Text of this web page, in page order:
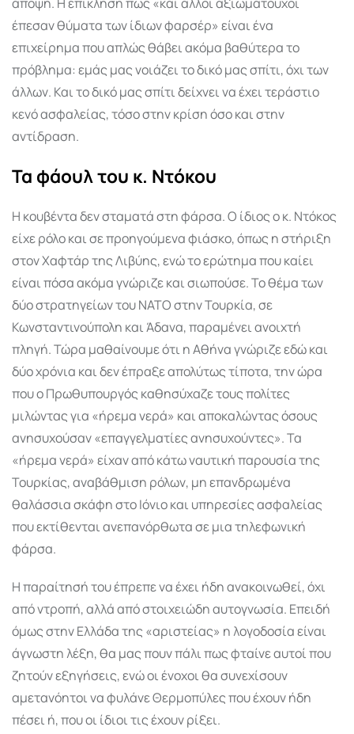
έπεσαν θύματα των ίδιων φαρσέρ» είναι ένα
επιχείρημα που απλώς θάβει ακόμα βαθύτερα το
πρόβλημα: εμάς μας νοιάζει το δικό μας σπίτι, όχι των
άλλων. Και το δικό μας σπίτι δείχνει να έχει τεράστιο
κενό ασφαλείας, τόσο στην κρίση όσο και στην
αντίδραση.
Τα φάουλ του κ. Ντόκου
Η κουβέντα δεν σταματά στη φάρσα. Ο ίδιος ο κ. Ντόκος
είχε ρόλο και σε προηγούμενα φιάσκο, όπως η στήριξη
στον Χαφτάρ της Λιβύης, ενώ το ερώτημα που καίει
είναι πόσα ακόμα γνώριζε και σιωπούσε. Το θέμα των
δύο στρατηγείων του ΝΑΤΟ στην Τουρκία, σε
Κωνσταντινούπολη και Άδανα, παραμένει ανοιχτή
πληγή. Τώρα μαθαίνουμε ότι η Αθήνα γνώριζε εδώ και
δύο χρόνια και δεν έπραξε απολύτως τίποτα, την ώρα
που ο Πρωθυπουργός καθησύχαζε τους πολίτες
μιλώντας για «ήρεμα νερά» και αποκαλώντας όσους
ανησυχούσαν «επαγγελματίες ανησυχούντες». Τα
«ήρεμα νερά» είχαν από κάτω ναυτική παρουσία της
Τουρκίας, αναβάθμιση ρόλων, μη επανδρωμένα
θαλάσσια σκάφη στο Ιόνιο και υπηρεσίες ασφαλείας
που εκτίθενται ανεπανόρθωτα σε μια τηλεφωνική
φάρσα.
Η παραίτησή του έπρεπε να έχει ήδη ανακοινωθεί, όχι
από ντροπή, αλλά από στοιχειώδη αυτογνωσία. Επειδή
όμως στην Ελλάδα της «αριστείας» η λογοδοσία είναι
άγνωστη λέξη, θα μας πουν πάλι πως φταίνε αυτοί που
ζητούν εξηγήσεις, ενώ οι ένοχοι θα συνεχίσουν
αμετανόητοι να φυλάνε Θερμοπύλες που έχουν ήδη
πέσει ή, που οι ίδιοι τις έχουν ρίξει.